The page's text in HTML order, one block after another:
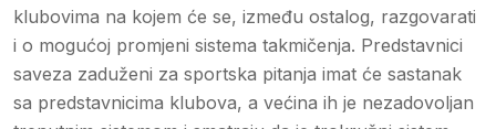
klubovima na kojem će se, između ostalog, razgovarati
i o mogućoj promjeni sistema takmičenja. Predstavnici
saveza zaduženi za sportska pitanja imat će sastanak
sa predstavnicima klubova, a većina ih je nezadovoljan